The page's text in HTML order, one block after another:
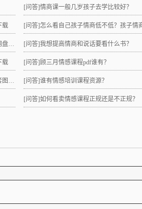
载
！
载
载
[问答]情商课一般几岁孩子去学比较好？
[问答] 怎么看自己孩子情商低不低？孩子情商低的10大
[问答]我想提高情商和说话要看什么书？
[问答]顾三月情感课程pdf谁有？
[问答]谁有情感培训课程资源？
[问答]如何看卖情感课程正规还是不正规？